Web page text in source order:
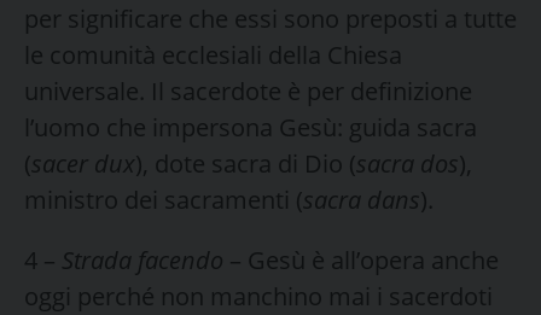
per significare che essi sono preposti a tutte
le comunità ecclesiali della Chiesa
universale. Il sacerdote è per definizione
l’uomo che impersona Gesù: guida sacra
(sacer dux), dote sacra di Dio (sacra dos),
ministro dei sacramenti (sacra dans).
4 – Strada facendo – Gesù è all’opera anche
oggi perché non manchino mai i sacerdoti